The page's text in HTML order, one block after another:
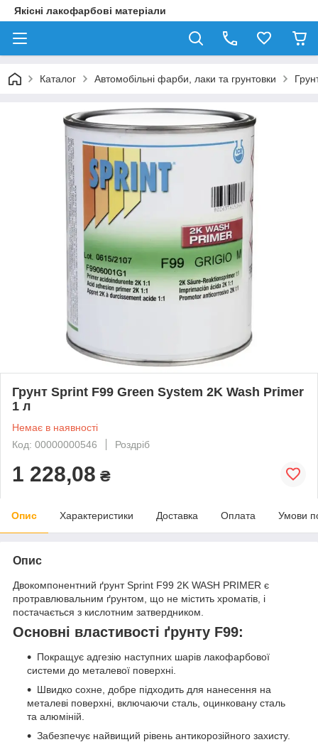
Якісні лакофарбові матеріали
Каталог Автомобільні фарби, лаки та грунтовки
Грунт Sprint F99 Green System 2K Wash Primer
1 л
Немає в наявності
Код: 00000000546
Роздріб
1 228,08 ₴
Опис Характеристики Доставка Оплата Умови
Опис
Двокомпонентний ґрунт Sprint F99 2K WASH PRIMER є
протравлювальним ґрунтом, що не містить хроматів, і
постачається з кислотним затвердником.
Основні властивості ґрунту F99:
Покращує адгезію наступних шарів лакофарбової
системи до металевої поверхні.
Швидко сохне, добре підходить для нанесення на
металеві поверхні, включаючи сталь, оцинковану сталь
та алюміній.
Забезпечує найвищий рівень антикорозійного захисту.